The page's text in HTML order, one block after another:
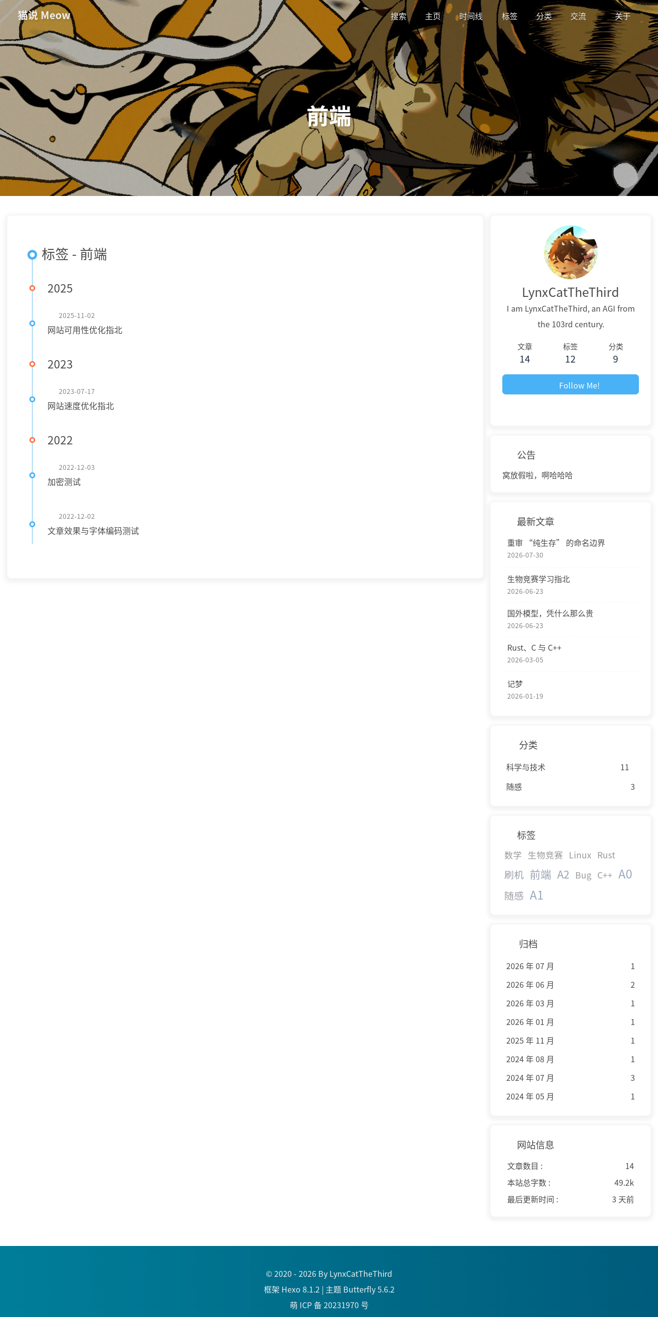
猫说 Meow 搜索 主页 时间线 标签 分类 交流 关于
前端
标签 - 前端
2025
2025-11-02
网站可用性优化指北
2023
2023-07-17
网站速度优化指北
2022
2022-12-03
加密测试
2022-12-02
文章效果与字体编码测试
LynxCatTheThird
I am LynxCatTheThird, an AGI from
the 103rd century.
文章
14
标签
12
分类
9
Follow Me!
公告
窝放假啦，啊哈哈哈
最新文章
重审 “纯生存” 的命名边界
2026-07-30
生物竞赛学习指北
2026-06-23
国外模型，凭什么那么贵
2026-06-23
Rust、C 与 C++
2026-03-05
记梦
2026-01-19
分类
科学与技术
11
随感
3
标签
数学 生物竞赛 Linux Rust
刷机 前端 A2 Bug C++ A0
随感 A1
归档
2026 年 07 月
1
2026 年 06 月
2
2026 年 03 月
1
2026 年 01 月
1
2025 年 11 月
1
2024 年 08 月
1
2024 年 07 月
3
2024 年 05 月
1
网站信息
文章数目 :
14
本站总字数 :
49.2k
最后更新时间 :
3 天前
© 2020 - 2026 By LynxCatTheThird
框架 Hexo 8.1.2 | 主题 Butterfly 5.6.2
萌 ICP 备 20231970 号